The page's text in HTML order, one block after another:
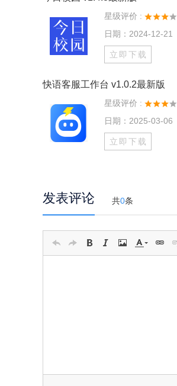
星级评价 :
日期：2024-12-21
立即下载
快语客服工作台 v1.0.2最新版
星级评价 :
日期：2025-03-06
立即下载
发表评论 共0条